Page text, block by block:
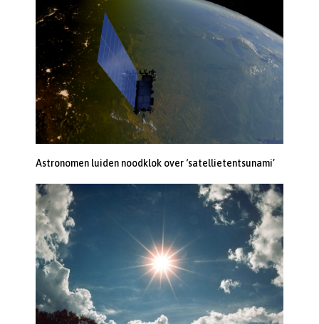
Astronomen luiden noodklok over ‘satellietentsunami’